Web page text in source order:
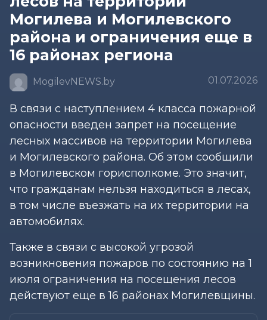
Могилева и Могилевского
района и ограничения еще в
16 районах региона
MogilevNEWS.by 01.07.2026
В связи с наступлением 4 класса пожарной
опасности введен запрет на посещение
лесных массивов на территории Могилева
и Могилевского района. Об этом сообщили
в Могилевском горисполкоме. Это значит,
что гражданам нельзя находиться в лесах,
в том числе въезжать на их территории на
автомобилях.
Также в связи с высокой угрозой
возникновения пожаров по состоянию на 1
июля ограничения на посещения лесов
действуют еще в 16 районах Могилевщины.